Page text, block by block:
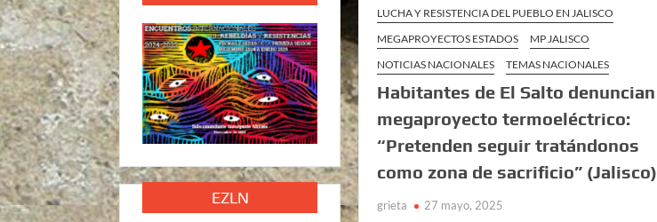
LUCHA Y RESISTENCIA DEL PUEBLO EN JALISCO
MEGAPROYECTOS ESTADOS
MP JALISCO
NOTICIAS NACIONALES
TEMAS NACIONALES
Habitantes de El Salto denuncian
megaproyecto termoeléctrico:
“Pretenden seguir tratándonos
como zona de sacrificio” (Jalisco)
grieta 27 mayo, 2025
EZLN